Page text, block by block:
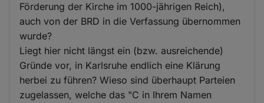
Förderung der Kirche im 1000-jährigen Reich),
auch von der BRD in die Verfassung übernommen
wurde?
Liegt hier nicht längst ein (bzw. ausreichende)
Gründe vor, in Karlsruhe endlich eine Klärung
herbei zu führen? Wieso sind überhaupt Parteien
zugelassen, welche das "C in Ihrem Namen